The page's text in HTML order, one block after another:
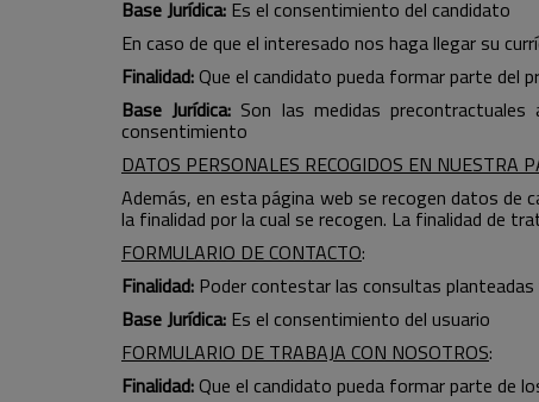
Base Jurídica: Es el consentimiento del candidato
En caso de que el interesado nos haga llegar su
Finalidad:Que el candidato pueda formar parte del
Base Jurídica: Son las medidas
consentimiento
DATOS PERSONALES RECOGIDOS EN NUESTRA
Además, en esta página web se recogen datos
la finalidad por la cual se recogen. La finalidad de
FORMULARIO DE CONTACTO:
Finalidad: Poder contestar las consultas
Base Jurídica: Es el consentimiento del usuario
FORMULARIO DE TRABAJA CON NOSOTROS:
Finalidad:Que el candidato pueda formar parte de